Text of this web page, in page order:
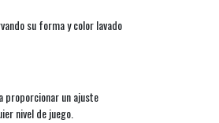
su forma y color lavado
proporcionar un ajuste
nivel de juego.